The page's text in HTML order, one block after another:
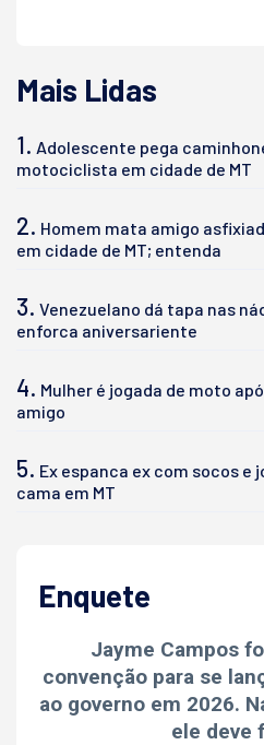
Mais Lidas
1. Adolescente pega
motociclista em cidade de MT
2. Homem mata amigo
em cidade de MT; entenda
3. Venezuelano dá tapa nas
enforca aniversariente
4. Mulher é jogada de moto
amigo
5. Ex espanca ex com socos e
cama em MT
Enquete
Jayme Campos
convenção para se
ao governo em 2026.
ele deve